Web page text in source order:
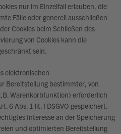
nur im Einzelfall erlauben, die
Fälle oder generell ausschließen
Cookies beim Schließen des
von Cookies kann die
sein.
elektronischen
Bereitstellung bestimmter, von
Warenkorbfunktion) erforderlich
6 Abs. 1 lit. f DSGVO gespeichert.
Interesse an der Speicherung
und optimierten Bereitstellung